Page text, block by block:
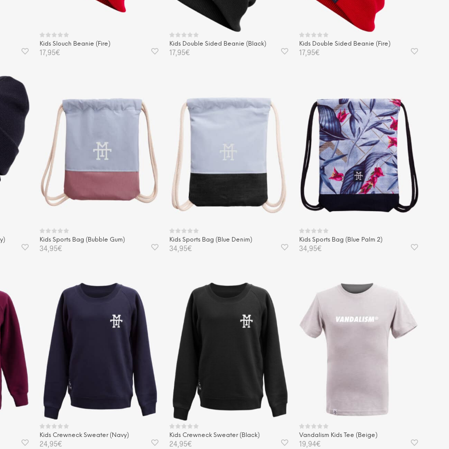
Produktseite
Produktseite
Kids Slouch Beanie (Fire)
17,95€
Kids Double Sided Beanie (Black)
17,95€
Kids Double Sided Beanie (Fire)
17,95€
Kids Sports Bag (Bubble Gum)
34,95€
Kids Sports Bag (Blue Denim)
34,95€
Kids Sports Bag (Blue Palm 2)
34,95€
Kids Crewneck Sweater (Navy)
24,95€
Kids Crewneck Sweater (Black)
24,95€
Vandalism Kids Tee (Beige)
19,94€